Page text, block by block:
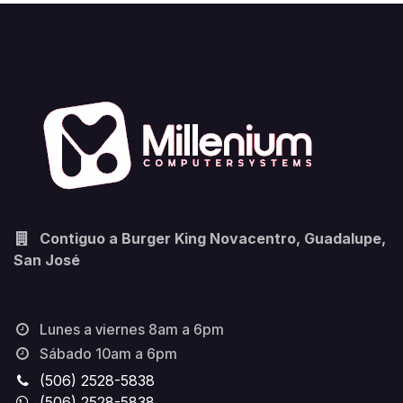
Contiguo a Burger King Novacentro, Guadalupe,
San José
Lunes a viernes 8am a 6pm
Sábado 10am a 6pm
(506) 2528-5838